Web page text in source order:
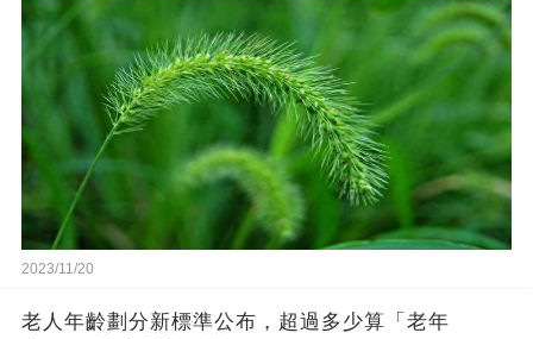
2023/11/20
老人年齡劃分新標準公布，超過多少算「老年